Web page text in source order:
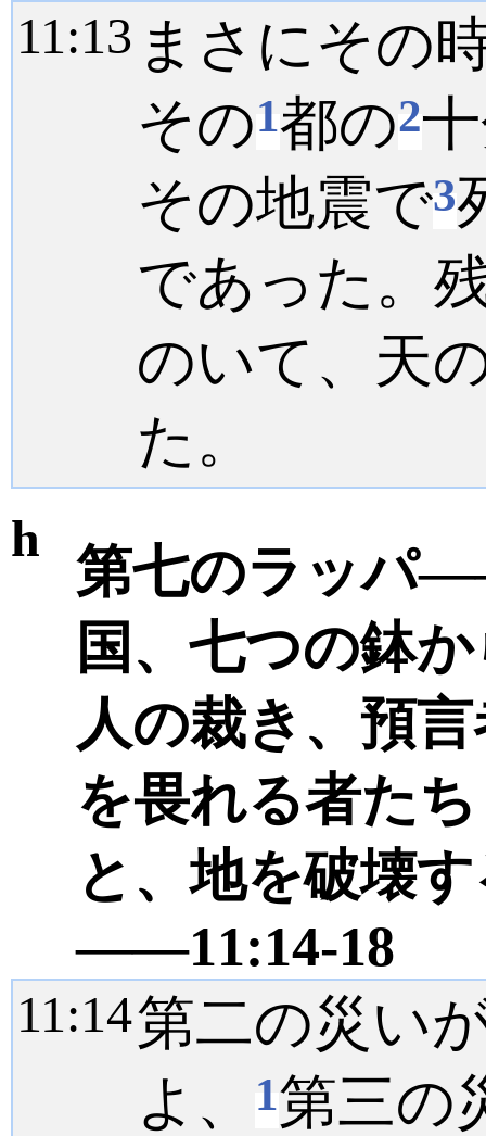
11:13 まさにその
その1都の2
その地震で3
であった。
のいて、天
た。
h
第七のラッパ
国、七つの鉢
人の裁き、預
を畏れる者た
と、地を破壊
――11:14-18
11:14第二の災い
よ、
1第三の